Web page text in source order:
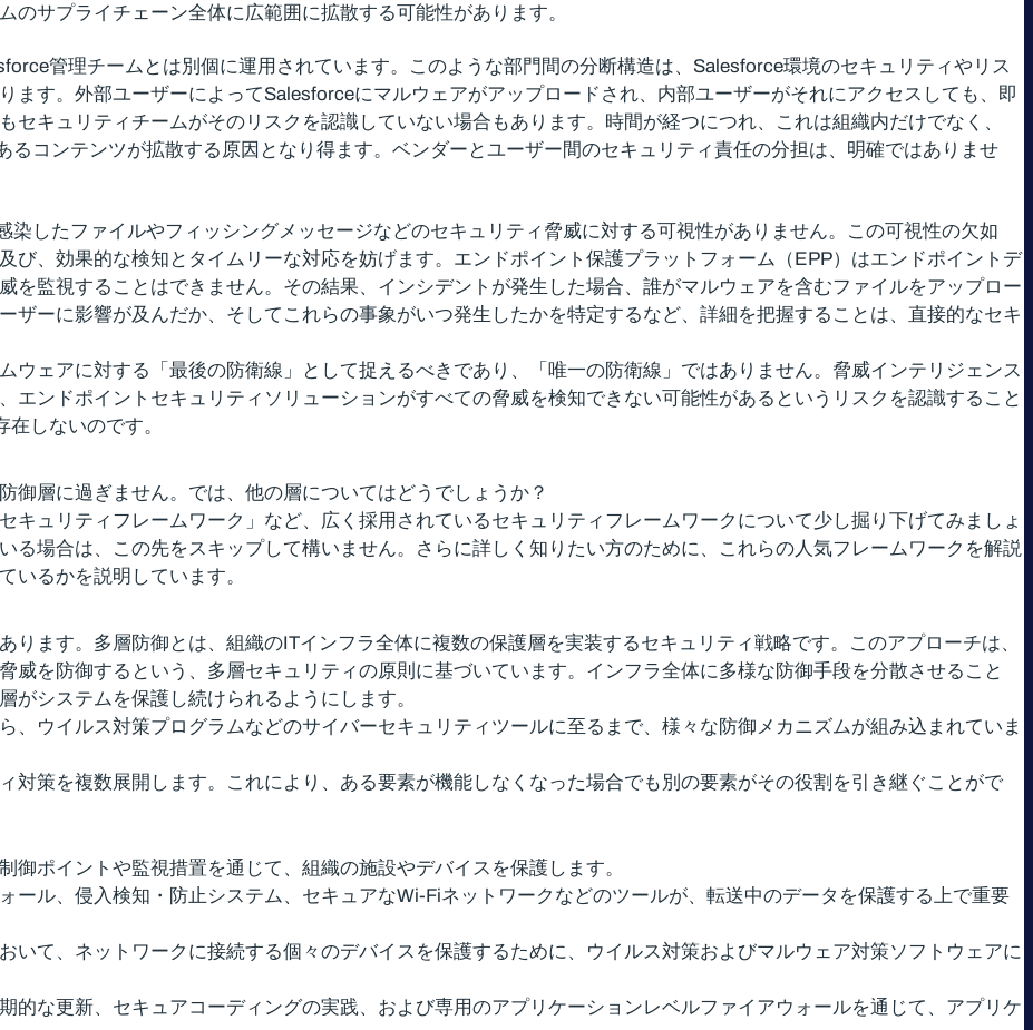
サプライチェーン全体に広範囲に拡散する可能性があります。
管理チームとは別個に運用されています。このような部門間の分断構造は、Salesforce環境のセキュリティやリス
ます。外部ユーザーによってSalesforceにマルウェアがアップロードされ、内部ユーザーがそれにアクセスしても、即
セキュリティチームがそのリスクを認識していない場合もあります。時間が経つにつれ、これは組織内だけでなく、
コンテンツが拡散する原因となり得ます。ベンダーとユーザー間のセキュリティ責任の分担は、明確ではありませ
したファイルやフィッシングメッセージなどのセキュリティ脅威に対する可視性がありません。この可視性の欠如
び、効果的な検知とタイムリーな対応を妨げます。エンドポイント保護プラットフォーム（EPP）はエンドポイントデ
を監視することはできません。その結果、インシデントが発生した場合、誰がマルウェアを含むファイルをアップロー
ザーに影響が及んだか、そしてこれらの事象がいつ発生したかを特定するなど、詳細を把握することは、直接的なセキ
ウェアに対する「最後の防衛線」として捉えるべきであり、「唯一の防衛線」ではありません。脅威インテリジェンス
エンドポイントセキュリティソリューションがすべての脅威を検知できない可能性があるというリスクを認識すること
しないのです。
御層に過ぎません。では、他の層についてはどうでしょうか？
キュリティフレームワーク」など、広く採用されているセキュリティフレームワークについて少し掘り下げてみましょ
る場合は、この先をスキップして構いません。さらに詳しく知りたい方のために、これらの人気フレームワークを解説
いるかを説明しています。
ります。多層防御とは、組織のITインフラ全体に複数の保護層を実装するセキュリティ戦略です。このアプローチは、
威を防御するという、多層セキュリティの原則に基づいています。インフラ全体に多様な防御手段を分散させること
システムを保護し続けられるようにします。
、ウイルス対策プログラムなどのサイバーセキュリティツールに至るまで、様々な防御メカニズムが組み込まれていま
対策を複数展開します。これにより、ある要素が機能しなくなった場合でも別の要素がその役割を引き継ぐことがで
御ポイントや監視措置を通じて、組織の施設やデバイスを保護します。
ール、侵入検知・防止システム、セキュアなWi-Fiネットワークなどのツールが、転送中のデータを保護する上で重要
いて、ネットワークに接続する個々のデバイスを保護するために、ウイルス対策およびマルウェア対策ソフトウェアに
的な更新、セキュアコーディングの実践、および専用のアプリケーションレベルファイアウォールを通じて、アプリケ